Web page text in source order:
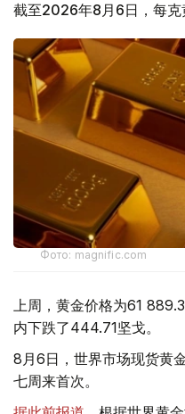
截至2026年8月6日，每克
Фото: magnific.com
上周，黄金价格为61
内下跌了444.71坚戈。
8月6日，世界市场现货黄
七周来首次。